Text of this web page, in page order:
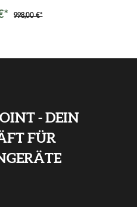
998,00 €*
- DEIN
FÜR